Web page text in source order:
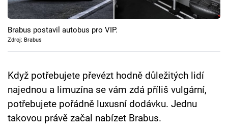
Cool Esport
Pořady
Sledujte prima+
Přihlášení
Brabus postavil autobus pro VIP.
Zdroj: Brabus
Když potřebujete převézt hodně důležitých lidí
najednou a limuzína se vám zdá příliš vulgární,
potřebujete pořádně luxusní dodávku. Jednu
takovou právě začal nabízet Brabus.